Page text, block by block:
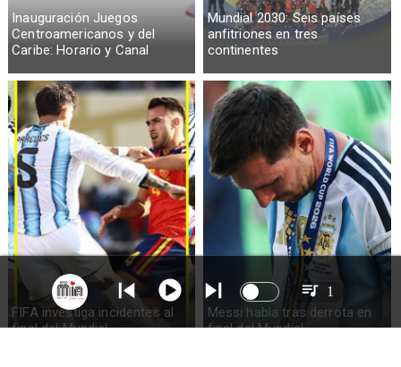
Inauguración Juegos
Centroamericanos y del
Caribe: Horario y Canal
Mundial 2030: Seis países
anfitriones en tres
continentes
FIFA investiga incidentes al
final del Mundial
Messi habla tras derrota en
final del Mundial
1